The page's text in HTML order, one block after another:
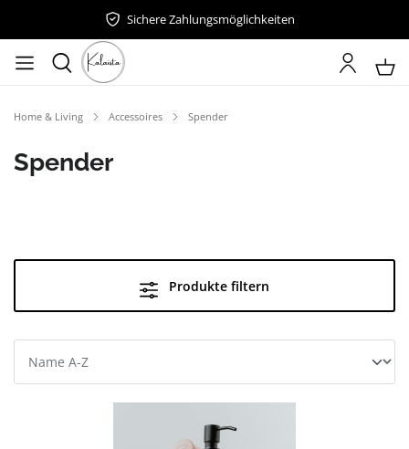
Sichere Zahlungsmöglichkeiten
Home & Living Accessoires Spender
Spender
Produkte filtern